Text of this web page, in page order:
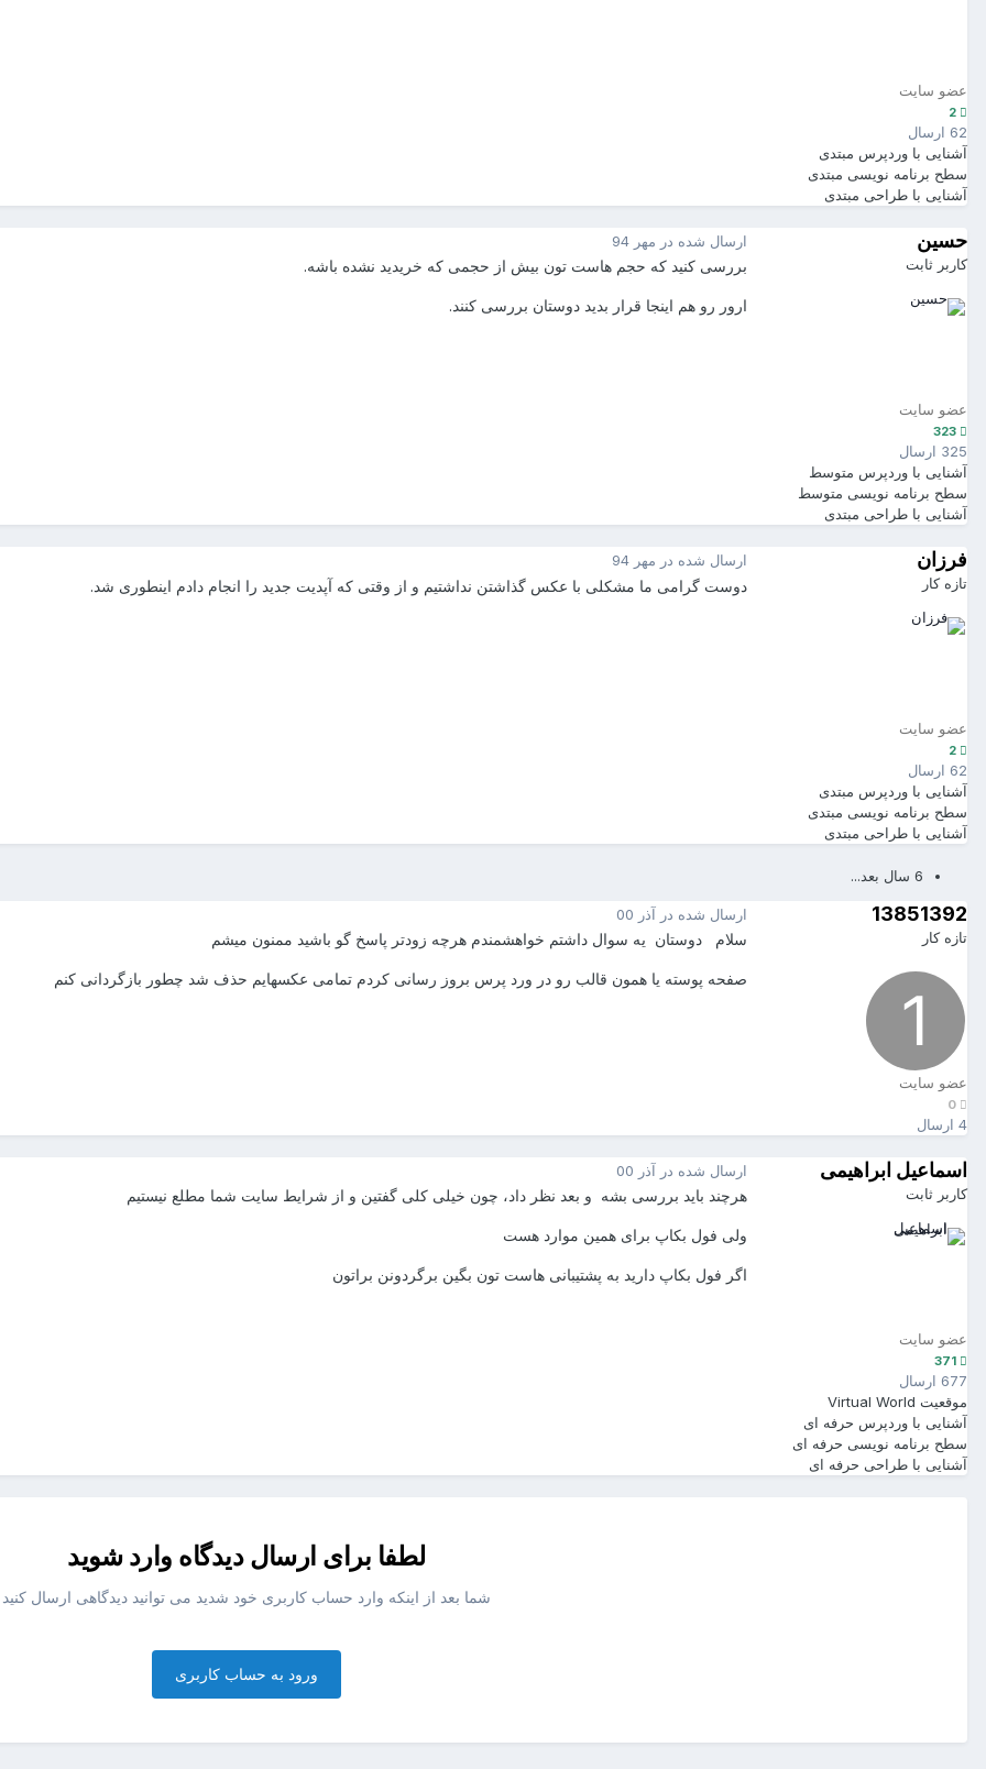
عضو سایت
62 ارسال
آشنایی با وردپرس مبتدی
سطح برنامه نویسی مبتدی
آشنایی با طراحی مبتدی
حسین
کاربر ثابت
عضو سایت
325 ارسال
آشنایی با وردپرس متوسط
سطح برنامه نویسی متوسط
آشنایی با طراحی مبتدی
ارسال شده در مهر 94
بررسی کنید که حجم هاست تون بیش از حجمی که خریدید نشده باشه.
ارور رو هم اینجا قرار بدید دوستان بررسی کنند.
فرزان
تازه کار
عضو سایت
62 ارسال
آشنایی با وردپرس مبتدی
سطح برنامه نویسی مبتدی
آشنایی با طراحی مبتدی
ارسال شده در مهر 94
دوست گرامی‌ ما مشکلی‌ با عکس گذاشتن نداشتیم و از وقتی‌ که آپدیت جدید را انجام دادم اینطوری شد.
6 سال بعد...
13851392
تازه کار
عضو سایت
4 ارسال
ارسال شده در آذر 00
سلام دوستان یه سوال داشتم خواهشمندم هرچه زودتر پاسخ گو باشید ممنون میشم
صفحه پوسته یا همون قالب رو در ورد پرس بروز رسانی کردم تمامی عکسهایم حذف شد چطور بازگردانی کنم
اسماعیل ابراهیمی
کاربر ثابت
عضو سایت
677 ارسال
موقعیت Virtual World
آشنایی با وردپرس حرفه ای
سطح برنامه نویسی حرفه ای
آشنایی با طراحی حرفه ای
ارسال شده در آذر 00
هرچند باید بررسی بشه و بعد نظر داد، چون خیلی کلی گفتین و از شرایط سایت شما مطلع نیستیم
ولی فول بکاپ برای همین موارد هست
اگر فول بکاپ دارید به پشتیبانی هاست تون بگین برگردونن براتون
لطفا برای ارسال دیدگاه وارد شوید
شما بعد از اینکه وارد حساب کاربری خود شدید می توانید دیدگاهی ارسال کنید
ورود به حساب کاربری